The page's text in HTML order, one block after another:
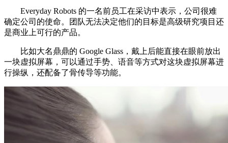
Everyday Robots 的一名前员工在采访中表示，公司很难
确定公司的使命。团队无法决定他们的目标是高级研究项目还
是商业上可行的产品。
比如大名鼎鼎的 Google Glass，戴上后能直接在眼前放出
一块虚拟屏幕，可以通过手势、语音等方式对这块虚拟屏幕进
行操纵，还配备了骨传导等功能。